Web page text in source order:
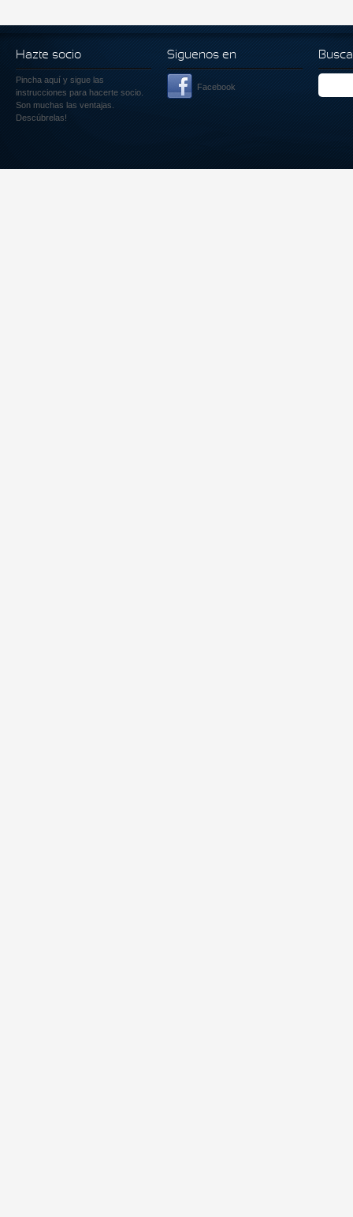
Hazte socio
Pincha aquí y sigue las
instrucciones para hacerte socio.
Son muchas las ventajas.
Descúbrelas!
Siguenos en
Facebook